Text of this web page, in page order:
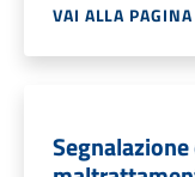
VAI ALLA PAGINA